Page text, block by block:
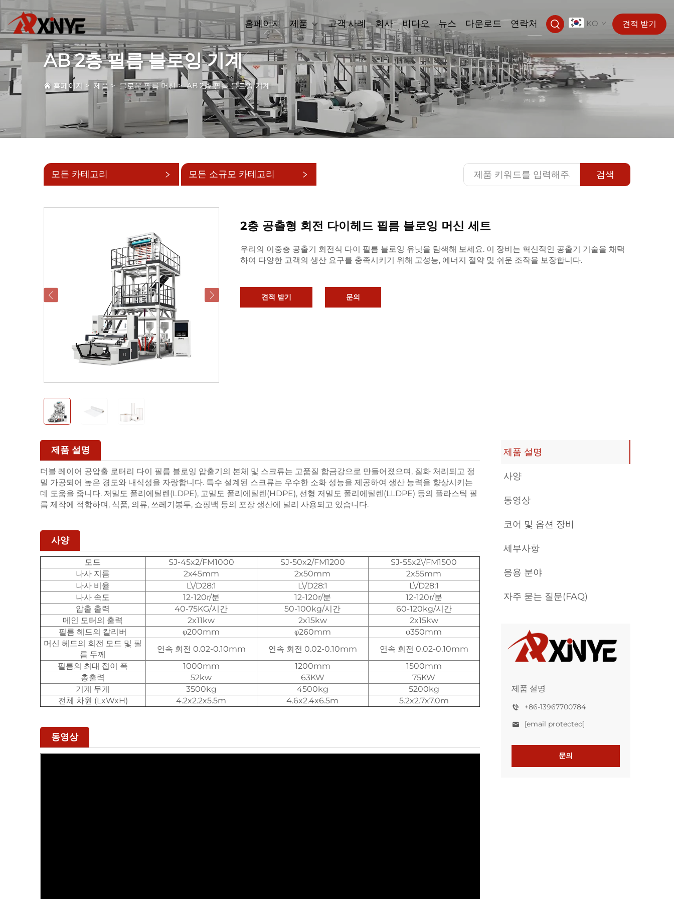
홈페이지 제품 고객 사례 회사 비디오 뉴스 다운로드 연락처 KO 견적 받기
AB 2층 필름 블로잉 기계
홈페이지 > 제품 > 블로운 필름 머신>AB 2층 필름 블로잉 기계
모든 카테고리 모든 소규모 카테고리 검색
2층 공출형 회전 다이헤드 필름 블로잉 머신 세트
우리의 이중층 공출기 회전식 다이 필름 블로잉 유닛을 탐색해 보세요. 이 장비는 혁신적인 공출기 기술을 채택
하여 다양한 고객의 생산 요구를 충족시키기 위해 고성능, 에너지 절약 및 쉬운 조작을 보장합니다.
견적 받기 문의
제품 설명
사양
동영상
코어 및 옵션 장비
세부사항
응용 분야
자주 묻는 질문(FAQ)
제품 설명
+86-13967700784
[email protected]
문의
제품 설명
더블 레이어 공압출 로터리 다이 필름 블로잉 압출기의 본체 및 스크류는 고품질 합금강으로 만들어졌으며, 질화 처리되고 정
밀 가공되어 높은 경도와 내식성을 자랑합니다. 특수 설계된 스크류는 우수한 소화 성능을 제공하여 생산 능력을 향상시키는
데 도움을 줍니다. 저밀도 폴리에틸렌(LDPE), 고밀도 폴리에틸렌(HDPE), 선형 저밀도 폴리에틸렌(LLDPE) 등의 플라스틱 필
름 제작에 적합하며, 식품, 의류, 쓰레기봉투, 쇼핑백 등의 포장 생산에 널리 사용되고 있습니다.
사양
모드 SJ-45x2/FM1000 SJ-50x2/FM1200
SJ-55x2\/FM1500
나사 지름
2x45mm 2x50mm
2x55mm
나사 비율
L\/D28:1 L\/D28:1
L\/D28:1
나사 속도
12-120r/분 12-120r/분
12-120r/분
압출 출력
40-75KG/시간 50-100kg/시간
60-120kg/시간
메인 모터의 출력
2x11kw 2x15kw
2x15kw
필름 헤드의 칼리버
φ200mm φ260mm
φ350mm
머신 헤드의 회전 모드 및 필
름 두께
연속 회전 0.02-0.10mm 연속 회전 0.02-0.10mm
연속 회전 0.02-0.10mm
필름의 최대 접이 폭
1000mm 1200mm
1500mm
총출력
52kw 63KW
75KW
기계 무게
3500kg 4500kg
5200kg
전체 차원 (LxWxH)
4.2x2.2x5.5m 4.6x2.4x6.5m 5.2x2.7x7.0m
동영상